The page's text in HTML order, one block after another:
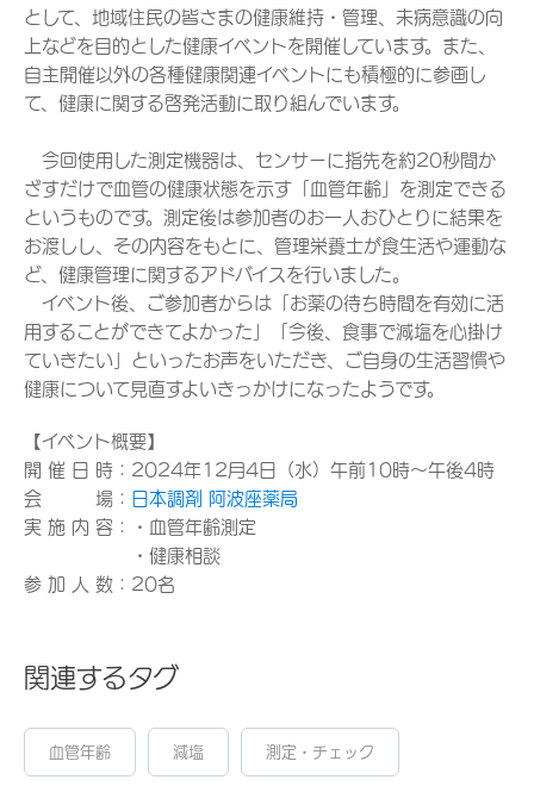
として、地域住民の皆さまの健康維持・管理、未病意識の向
上などを目的とした健康イベントを開催しています。また、
自主開催以外の各種健康関連イベントにも積極的に参画し
て、健康に関する啓発活動に取り組んでいます。
今回使用した測定機器は、センサーに指先を約20秒間か
ざすだけで血管の健康状態を示す「血管年齢」を測定できる
というものです。測定後は参加者のお一人おひとりに結果を
お渡しし、その内容をもとに、管理栄養士が食生活や運動な
ど、健康管理に関するアドバイスを行いました。
イベント後、ご参加者からは「お薬の待ち時間を有効に活
用することができてよかった」「今後、食事で減塩を心掛け
ていきたい」といったお声をいただき、ご自身の生活習慣や
健康について見直すよいきっかけになったようです。
【イベント概要】
開 催 日 時：2024年12月4日（水）午前10時～午後4時
会 場： 日本調剤 阿波座薬局
実 施 内 容：・血管年齢測定
・健康相談
参 加 人 数：20名
関連するタグ
血管年齢 減塩 測定・チェック